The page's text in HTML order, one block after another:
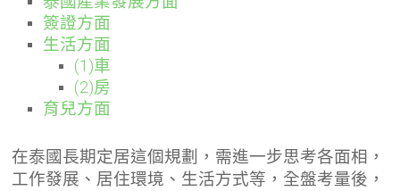
簽證方面
生活方面
(1)車
(2)房
育兒方面
在泰國長期定居這個規劃，需進一步思考各面相，
工作發展、居住環境、生活方式等，全盤考量後，